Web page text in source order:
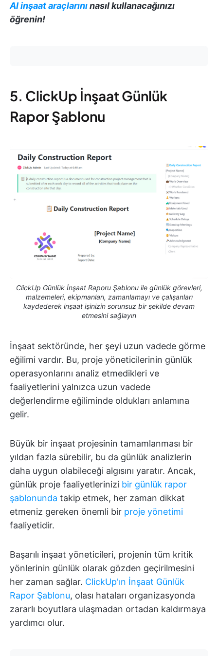
AI inşaat araçlarınınasıl kullanacağınızı
öğrenin!
5. ClickUp İnşaat Günlük
Rapor Şablonu
ClickUp Günlük İnşaat Raporu Şablonu ile günlük görevleri,
malzemeleri, ekipmanları, zamanlamayı ve çalışanları
kaydederek inşaat işinizin sorunsuz bir şekilde devam
etmesini sağlayın
İnşaat sektöründe, her şeyi uzun vadede görme
eğilimi vardır. Bu, proje yöneticilerinin günlük
operasyonlarını analiz etmedikleri ve
faaliyetlerini yalnızca uzun vadede
değerlendirme eğiliminde oldukları anlamına
gelir.
Büyük bir inşaat projesinin tamamlanması bir
yıldan fazla sürebilir, bu da günlük analizlerin
daha uygun olabileceği algısını yaratır. Ancak,
günlük proje faaliyetlerinizi bir günlük rapor
şablonunda takip etmek, her zaman dikkat
etmeniz gereken önemli bir proje yönetimi
faaliyetidir.
Başarılı inşaat yöneticileri, projenin tüm kritik
yönlerinin günlük olarak gözden geçirilmesini
her zaman sağlar. ClickUp'ın İnşaat Günlük
Rapor Şablonu, olası hataları organizasyonda
zararlı boyutlara ulaşmadan ortadan kaldırmaya
yardımcı olur.